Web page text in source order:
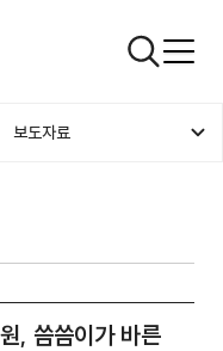
검색창
보도자료
, 씀씀이가 바른